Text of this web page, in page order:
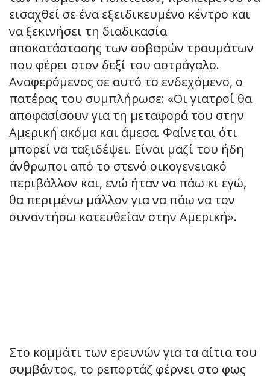
εισαχθεί σε ένα εξειδικευμένο κέντρο και
να ξεκινήσει τη διαδικασία
αποκατάστασης των σοβαρών τραυμάτων
που φέρει στον δεξί του αστράγαλο.
Αναφερόμενος σε αυτό το ενδεχόμενο, ο
πατέρας του συμπλήρωσε: «Οι γιατροί θα
αποφασίσουν για τη μεταφορά του στην
Αμερική ακόμα και άμεσα. Φαίνεται ότι
μπορεί να ταξιδέψει. Είναι μαζί του ήδη
άνθρωποι από το στενό οικογενειακό
περιβάλλον και, ενώ ήταν να πάω κι εγώ,
θα περιμένω μάλλον για να πάω να τον
συναντήσω κατευθείαν στην Αμερική».
Στο κομμάτι των ερευνών για τα αίτια του
συμβάντος, το ρεπορτάζ φέρνει στο φως